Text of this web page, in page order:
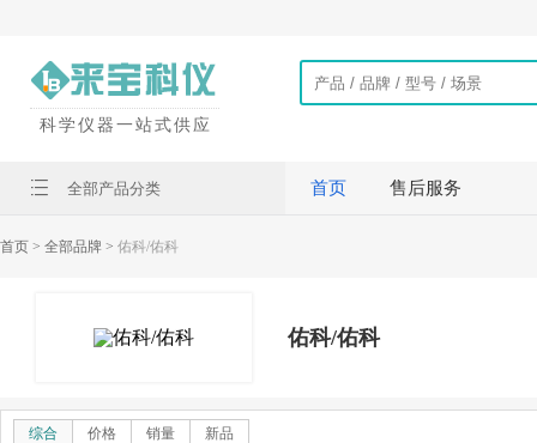
科学仪器一站式供应
全部产品分类 首页 售后服务
首页 > 全部品牌 > 佑科/佑科
佑科/佑科
综合 价格 销量 新品